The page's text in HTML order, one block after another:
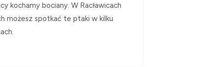
kochamy bociany. W Racławicach
możesz spotkać te ptaki w kilku